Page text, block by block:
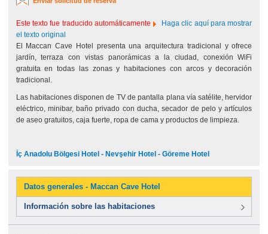
Este texto fue traducido automáticamente
Haga clic aquí para mostrar
el texto original
El Maccan Cave Hotel presenta una arquitectura tradicional y ofrece
jardín, terraza con vistas panorámicas a la ciudad, conexión WiFi
gratuita en todas las zonas y habitaciones con arcos y decoración
tradicional.
Las habitaciones disponen de TV de pantalla plana vía satélite, hervidor
eléctrico, minibar, baño privado con ducha, secador de pelo y artículos
de aseo gratuitos, caja fuerte, ropa de cama y productos de limpieza.
İç Anadolu Bölgesi Hotel - Nevşehir Hotel - Göreme Hotel
Datos generales - Maccan Cave Hotel
Información sobre las habitaciones